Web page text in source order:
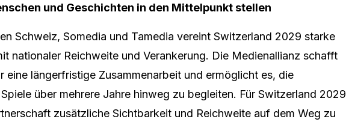
und Geschichten in den Mittelpunkt stellen
Schweiz, Somedia und Tamedia vereint Switzerland 2029 starke
nationaler Reichweite und Verankerung. Die Medienallianz schafft
eine längerfristige Zusammenarbeit und ermöglicht es, die
über mehrere Jahre hinweg zu begleiten. Für Switzerland 2029
zusätzliche Sichtbarkeit und Reichweite auf dem Weg zu